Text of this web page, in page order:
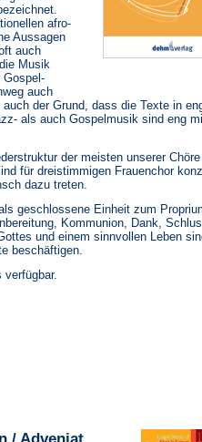
afro-
Aussagen
auch
Musik
Gospel-
auch
der Grund, dass die Texte in
als auch Gospelmusik sind eng
der meisten unserer Chöre
für dreistimmigen Frauenchor
dazu treten.
geschlossene Einheit zum
Kommunion, Dank,
und einem sinnvollen Leben
beschäftigen.